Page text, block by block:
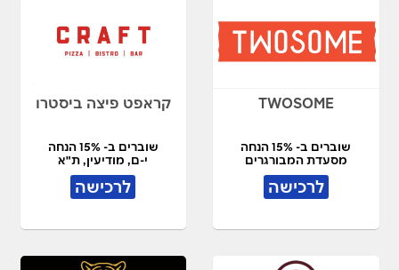
TWOSOME
שוברים ב- 15% הנחה
מסעדת המבורגרים
לרכישה
קראפט פיצה ביסטרו
שוברים ב- 15% הנחה
י-ם, מודיעין, ת"א
לרכישה